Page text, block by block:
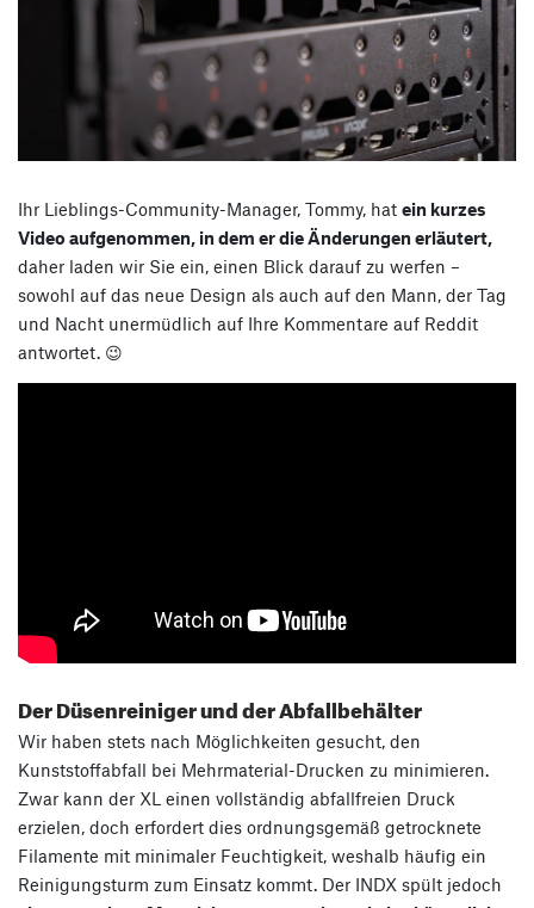
Ihr Lieblings-Community-Manager, Tommy, hat ein kurzes
Video aufgenommen, in dem er die Änderungen erläutert,
daher laden wir Sie ein, einen Blick darauf zu werfen –
sowohl auf das neue Design als auch auf den Mann, der Tag
und Nacht unermüdlich auf Ihre Kommentare auf Reddit
antwortet. 😉
Der Düsenreiniger und der Abfallbehälter
Wir haben stets nach Möglichkeiten gesucht, den
Kunststoffabfall bei Mehrmaterial-Drucken zu minimieren.
Zwar kann der XL einen vollständig abfallfreien Druck
erzielen, doch erfordert dies ordnungsgemäß getrocknete
Filamente mit minimaler Feuchtigkeit, weshalb häufig ein
Reinigungsturm zum Einsatz kommt. Der INDX spült jedoch